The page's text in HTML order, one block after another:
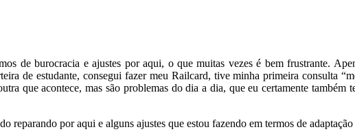
de burocracia e ajustes por aqui, o que muitas vezes é bem frustrante.
de estudante, consegui fazer meu Railcard, tive minha primeira consulta
que acontece, mas são problemas do dia a dia, que eu certamente
reparando por aqui e alguns ajustes que estou fazendo em termos de